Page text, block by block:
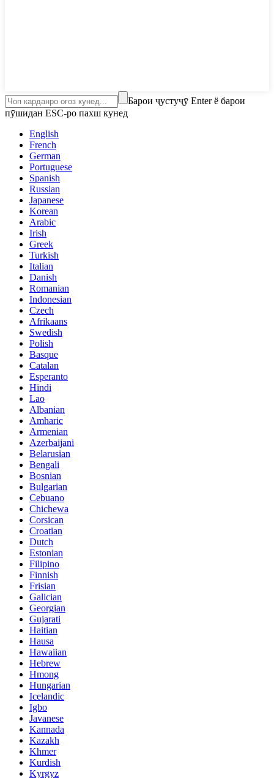
Барои ҷустуҷӯ Enter ё барои
пӯшидан ESC-ро пахш кунед
English
French
German
Portuguese
Spanish
Russian
Japanese
Korean
Arabic
Irish
Greek
Turkish
Italian
Danish
Romanian
Indonesian
Czech
Afrikaans
Swedish
Polish
Basque
Catalan
Esperanto
Hindi
Lao
Albanian
Amharic
Armenian
Azerbaijani
Belarusian
Bengali
Bosnian
Bulgarian
Cebuano
Chichewa
Corsican
Croatian
Dutch
Estonian
Filipino
Finnish
Frisian
Galician
Georgian
Gujarati
Haitian
Hausa
Hawaiian
Hebrew
Hmong
Hungarian
Icelandic
Igbo
Javanese
Kannada
Kazakh
Khmer
Kurdish
Kyrgyz